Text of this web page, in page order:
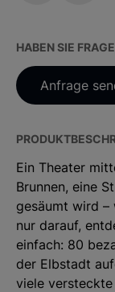
HABEN SIE
Anfrage
Ein Theater
Brunnen, eine
gesäumt wird –
nur darauf,
einfach: 80
der Elbstadt
viele